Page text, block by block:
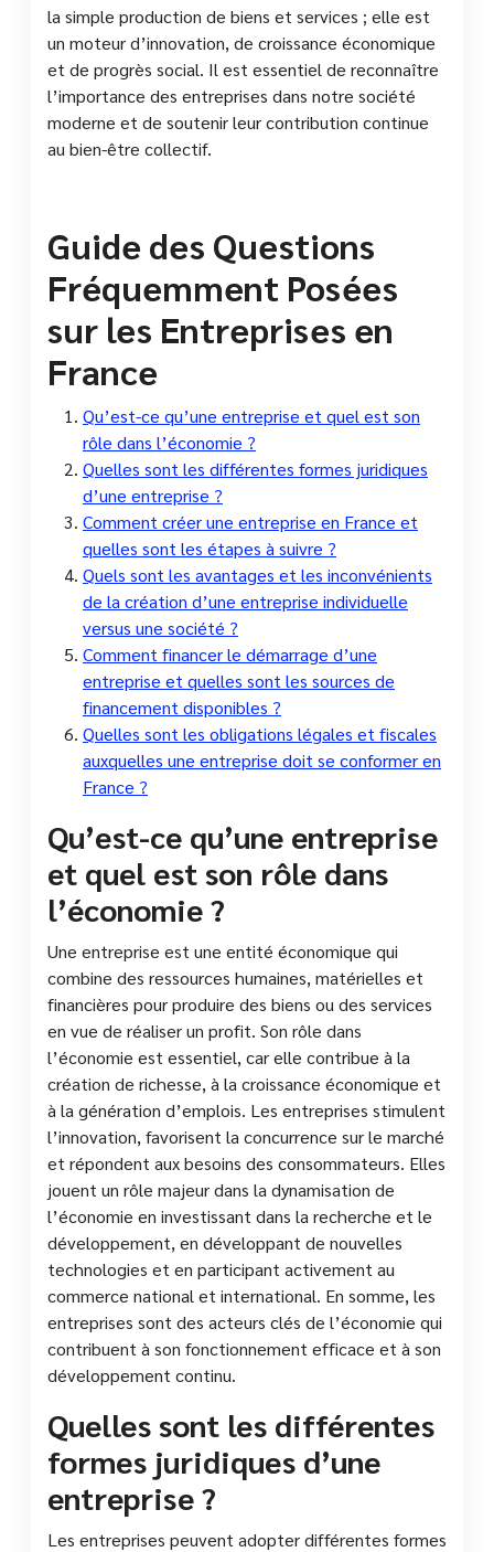
la simple production de biens et services ; elle est
un moteur d’innovation, de croissance économique
et de progrès social. Il est essentiel de reconnaître
l’importance des entreprises dans notre société
moderne et de soutenir leur contribution continue
au bien-être collectif.
Guide des Questions
Fréquemment Posées
sur les Entreprises en
France
Qu’est-ce qu’une entreprise et quel est son
rôle dans l’économie ?
Quelles sont les différentes formes juridiques
d’une entreprise ?
Comment créer une entreprise en France et
quelles sont les étapes à suivre ?
Quels sont les avantages et les inconvénients
de la création d’une entreprise individuelle
versus une société ?
Comment financer le démarrage d’une
entreprise et quelles sont les sources de
financement disponibles ?
Quelles sont les obligations légales et fiscales
auxquelles une entreprise doit se conformer en
France ?
Qu’est-ce qu’une entreprise
et quel est son rôle dans
l’économie ?
Une entreprise est une entité économique qui
combine des ressources humaines, matérielles et
financières pour produire des biens ou des services
en vue de réaliser un profit. Son rôle dans
l’économie est essentiel, car elle contribue à la
création de richesse, à la croissance économique et
à la génération d’emplois. Les entreprises stimulent
l’innovation, favorisent la concurrence sur le marché
et répondent aux besoins des consommateurs. Elles
jouent un rôle majeur dans la dynamisation de
l’économie en investissant dans la recherche et le
développement, en développant de nouvelles
technologies et en participant activement au
commerce national et international. En somme, les
entreprises sont des acteurs clés de l’économie qui
contribuent à son fonctionnement efficace et à son
développement continu.
Quelles sont les différentes
formes juridiques d’une
entreprise ?
Les entreprises peuvent adopter différentes formes